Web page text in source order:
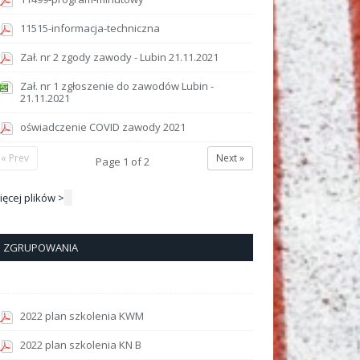
11515-informacja-techniczna
Zał. nr 2 zgody zawody - Lubin 21.11.2021
Zał. nr 1 zgłoszenie do zawodów Lubin -
21.11.2021
oświadczenie COVID zawody 2021
Next »
Page 1 of2
« Prev
plików >
ZGRUPOWANIA
2022 plan szkolenia KWM
2022 plan szkolenia KN B